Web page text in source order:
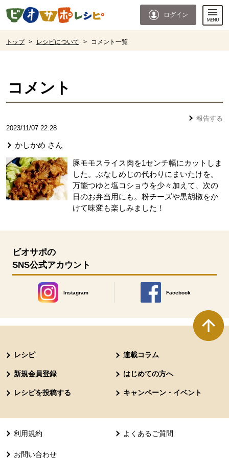
ページの先頭です。
ログイン
トップ > レシピについて > コメント一覧
コメント
報告する
2023/11/07 22:28
かしかめ さん
豚モモスライス肉を1センチ幅にカットしま
した。ぶなしめじの代わりにまいたけを。
万能つゆと塩コショウを少々加えて、次の
日のお弁当用にも。粉チーズや黒胡椒をか
けて味変も楽しみました！
ビオサポの
SNS公式アカウント
Instagram
別のウィンドウで開きます。
Facebook
別のウィンドウで開きます
レシピ 連載コラム
新規会員登録 はじめての方へ
レシピを投稿する キャンペーン・イベント
利用規約 よくあるご質問
お問い合わせ